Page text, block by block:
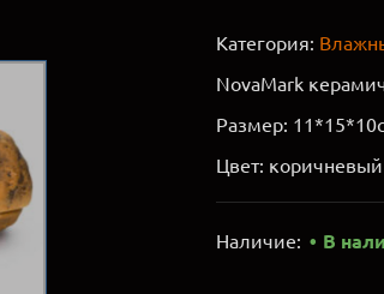
Категория:
NovaMark
Размер:
Цвет: коричневый
Наличие: В